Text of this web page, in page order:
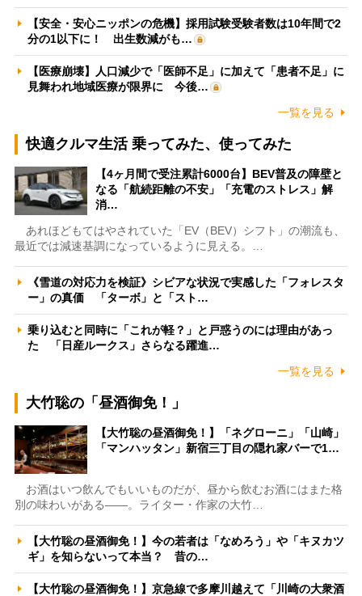
【安全・安心ニッポンの危機】採用試験受験者数は10年間で2
分の1以下に！ 出生数減がも…
【医療崩壊】人口減少で「医師不足」に加えて「患者不足」に
見舞われ地域医療が限界に 今後…
一覧を見る
快適クルマ生活 乗ってみた、使ってみた
【4ヶ月間で受注累計6000台】BEV普及の障壁と
なる「航続距離の不安」「充電のストレス」解
消…
あれほどもてはやされていた「EV（BEV）シフト」の潮流も、
最近では減速基調になっているように見える。…
《雪道の対応力を検証》シビアな状況で実感した「フォレスタ
ー」の真価 「ターボ」と「スト…
乗り込むと同時に「これが軽？」と戸惑うのには理由があっ
た 「日産ルークス」さらなる躍進…
一覧を見る
大竹聡の「昼酒御免！」
【大竹聡の昼酒御免！】「ネグローニ」「山崎」
「マンハッタン」新宿三丁目の隠れ家バーで1…
お酒はいつ飲んでもいいものだが、昼から飲むお酒にはまた格
別の味わいがある――。ライター・作家の大竹…
【大竹聡の昼酒御免！】今の若者は「なめろう」や「キヌカツ
ギ」を知らないって本当？ 昔の…
【大竹聡の昼酒御免！】京急線で多摩川越えて「川崎の大衆酒